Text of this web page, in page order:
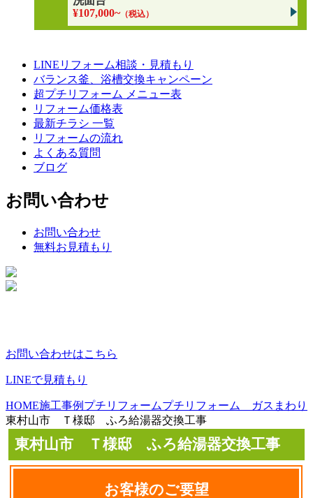
¥107,000~（税込）
LINEリフォーム相談・見積もり
バランス釜、浴槽交換キャンペーン
超プチリフォーム メニュー表
リフォーム価格表
最新チラシ 一覧
リフォームの流れ
よくある質問
ブログ
お問い合わせ
お問い合わせ
無料お見積もり
お問い合わせはこちら
LINEで見積もり
HOME施工事例 プチリフォームプチリフォーム ガスまわり
東村山市 Ｔ様邸 ふろ給湯器交換工事
東村山市 Ｔ様邸 ふろ給湯器交換工事
お客様のご要望